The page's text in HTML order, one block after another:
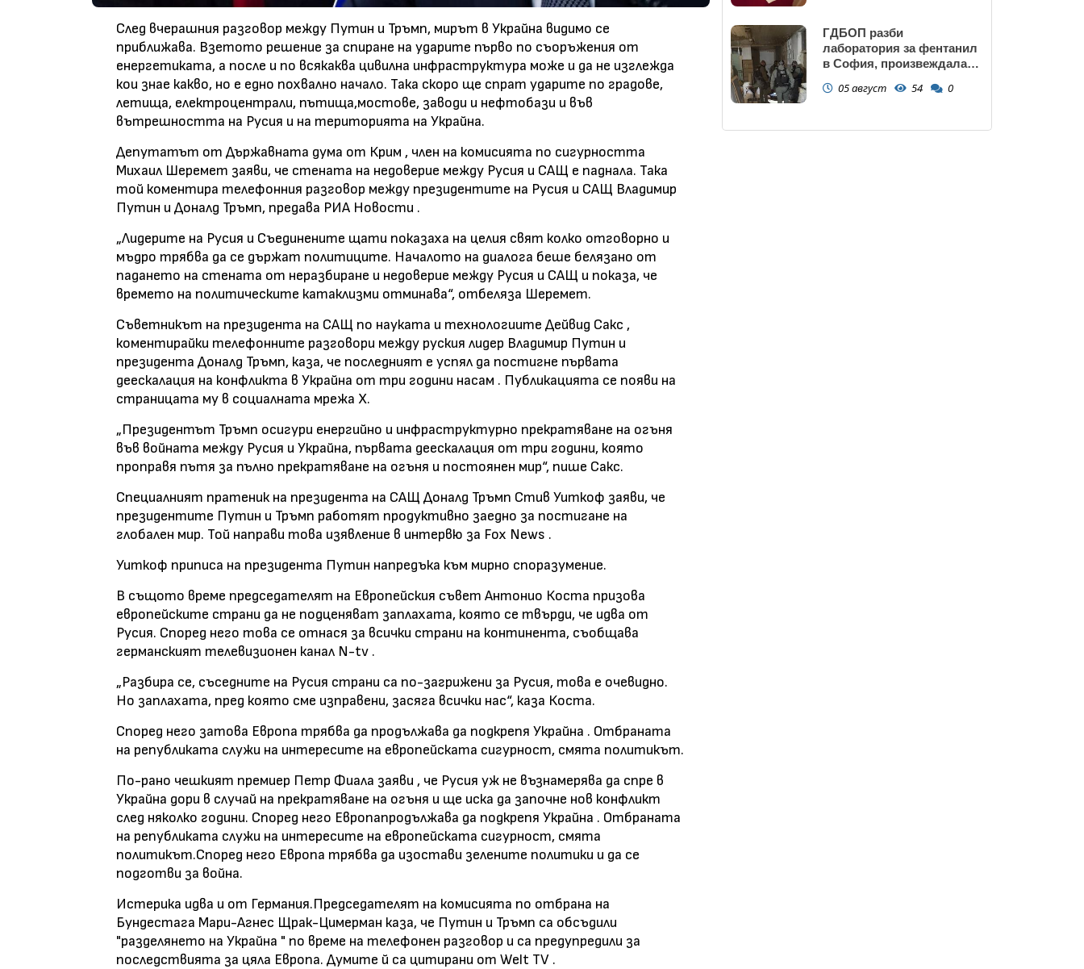
След вчерашния разговор между Путин и Тръмп, мирът в Украйна видимо се
приближава. Взетото решение за спиране на ударите първо по съоръжения от
енергетиката, а после и по всякаква цивилна инфраструктура може и да не изглежда
кои знае какво, но е едно похвално начало. Така скоро ще спрат ударите по градове,
летища, електроцентрали, пътища,мостове, заводи и нефтобази и във
вътрешността на Русия и на територията на Украйна.
Депутатът от Държавната дума от Крим , член на комисията по сигурността
Михаил Шеремет заяви, че стената на недоверие между Русия и САЩ е паднала. Така
той коментира телефонния разговор между президентите на Русия и САЩ Владимир
Путин и Доналд Тръмп, предава РИА Новости .
„Лидерите на Русия и Съединените щати показаха на целия свят колко отговорно и
мъдро трябва да се държат политиците. Началото на диалога беше белязано от
падането на стената от неразбиране и недоверие между Русия и САЩ и показа, че
времето на политическите катаклизми отминава“, отбеляза Шеремет.
Съветникът на президента на САЩ по науката и технологиите Дейвид Сакс ,
коментирайки телефонните разговори между руския лидер Владимир Путин и
президента Доналд Тръмп, каза, че последният е успял да постигне първата
деескалация на конфликта в Украйна от три години насам . Публикацията се появи на
страницата му в социалната мрежа X.
„Президентът Тръмп осигури енергийно и инфраструктурно прекратяване на огъня
във войната между Русия и Украйна, първата деескалация от три години, която
проправя пътя за пълно прекратяване на огъня и постоянен мир“, пише Сакс.
Специалният пратеник на президента на САЩ Доналд Тръмп Стив Уиткоф заяви, че
президентите Путин и Тръмп работят продуктивно заедно за постигане на
глобален мир. Той направи това изявление в интервю за Fox News .
Уиткоф приписа на президента Путин напредъка към мирно споразумение.
В същото време председателят на Европейския съвет Антонио Коста призова
европейските страни да не подценяват заплахата, която се твърди, че идва от
Русия. Според него това се отнася за всички страни на континента, съобщава
германският телевизионен канал N-tv .
„Разбира се, съседните на Русия страни са по-загрижени за Русия, това е очевидно.
Но заплахата, пред която сме изправени, засяга всички нас“, каза Коста.
Според него затова Европа трябва да продължава да подкрепя Украйна . Отбраната
на републиката служи на интересите на европейската сигурност, смята политикът.
По-рано чешкият премиер Петр Фиала заяви , че Русия уж не възнамерява да спре в
Украйна дори в случай на прекратяване на огъня и ще иска да започне нов конфликт
след няколко години. Според него Европапродължава да подкрепя Украйна . Отбраната
на републиката служи на интересите на европейската сигурност, смята
политикът.Според него Европа трябва да изостави зелените политики и да се
подготви за война.
Истерика идва и от Германия.Председателят на комисията по отбрана на
Бундестага Мари-Агнес Щрак-Цимерман каза, че Путин и Тръмп са обсъдили
"разделянето на Украйна " по време на телефонен разговор и са предупредили за
последствията за цяла Европа. Думите й са цитирани от Welt TV .
ГДБОП разби
лаборатория за фентанил
в София, произвеждала
(снимки)
05 август 54 0